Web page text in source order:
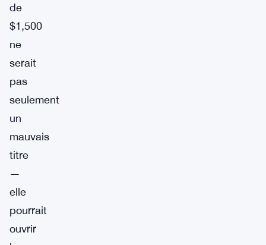
de
$1,500
ne
serait
pas
seulement
un
mauvais
titre
—
elle
pourrait
ouvrir